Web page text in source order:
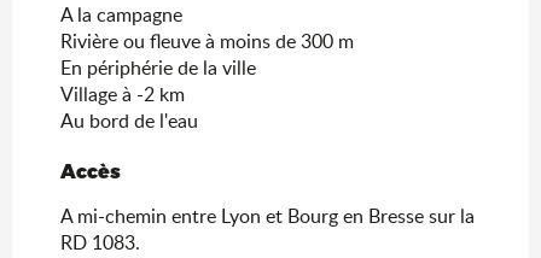
A la campagne
Rivière ou fleuve à moins de 300 m
En périphérie de la ville
Village à -2 km
Au bord de l'eau
Accès
Accès
A mi-chemin entre Lyon et Bourg en Bresse sur la
RD 1083.